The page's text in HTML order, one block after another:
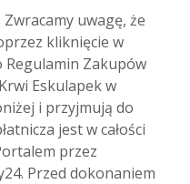
uwagę, że
kliknięcie w
Zakupów
Eskulapek w
i przyjmują do
jest w całości
przez
Przed dokonaniem